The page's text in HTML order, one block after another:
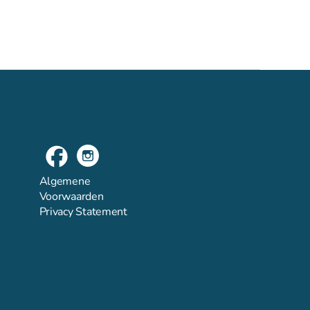
Algemene
Voorwaarden
Privacy Statement